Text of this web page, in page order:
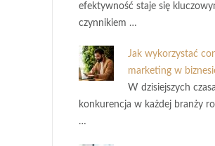
efektywność staje się
czynnikiem …
Jak wykorzystać
marketing w
W dzisiejszych
konkurencja w każdej branży
…